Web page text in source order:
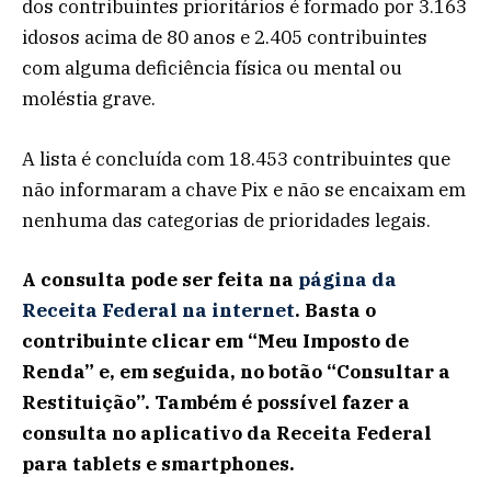
dos contribuintes prioritários é formado por 3.163
idosos acima de 80 anos e 2.405 contribuintes
com alguma deficiência física ou mental ou
moléstia grave.
A lista é concluída com 18.453 contribuintes que
não informaram a chave Pix e não se encaixam em
nenhuma das categorias de prioridades legais.
A consulta pode ser feita na página da
Receita Federal na internet. Basta o
contribuinte clicar em “Meu Imposto de
Renda” e, em seguida, no botão “Consultar a
Restituição”. Também é possível fazer a
consulta no aplicativo da Receita Federal
para tablets e smartphones.